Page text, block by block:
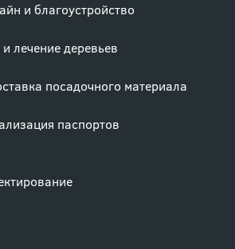
и благоустройство
лечение деревьев
посадочного материала
паспортов